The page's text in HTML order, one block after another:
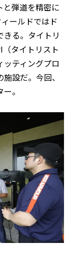
と弾道を精密に
ールドではド
る。タイトリ
タイトリスト
ティングプロ
設だ。今回、
。